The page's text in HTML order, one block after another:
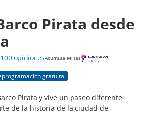
Pirata desde
opinionesAcumula Millas
gratuita
Pirata y vive un paseo diferente
de la historia de la ciudad de